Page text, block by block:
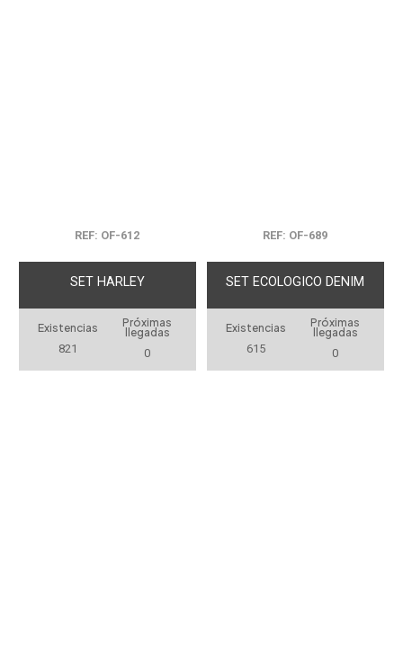
REF: OF-612
SET HARLEY
Existencias
821
Próximas
llegadas
0
REF: OF-689
SET ECOLOGICO DENIM
Existencias
615
Próximas
llegadas
0